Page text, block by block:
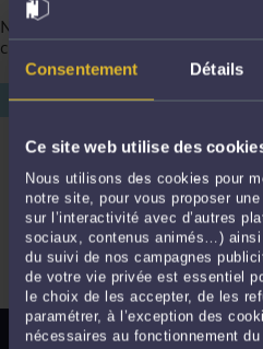
Consentement Détails
Ce site web utilise des
Nous utilisons des cookies pour
notre site, pour vous proposer
sur l’interactivité avec d’autres
sociaux, contenus animés…) ainsi
du suivi de nos campagnes
de votre vie privée est essentiel
le choix de les accepter, de les
paramétrer, à l’exception des
nécessaires au fonctionnement
Nous avons détecté trop de
continuer votre navigation, merci